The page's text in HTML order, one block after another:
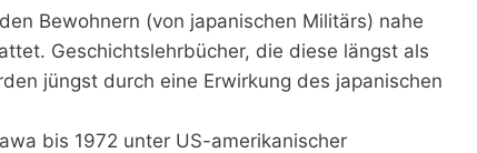
Bewohnern (von japanischen Militärs) nahe
Geschichtslehrbücher, die diese längst als
jüngst durch eine Erwirkung des japanischen
bis 1972 unter US-amerikanischer